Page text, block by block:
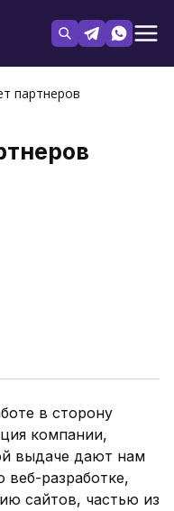
партнеров
в сторону
компании,
выдаче дают нам
веб-разработке,
сайтов, частью из